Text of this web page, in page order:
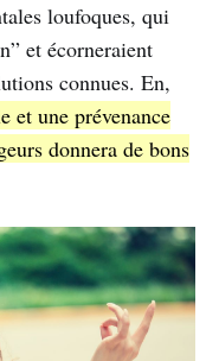
loufoques, qui
et écorneraient
connues. En,
et une prévenance
donnera de bons